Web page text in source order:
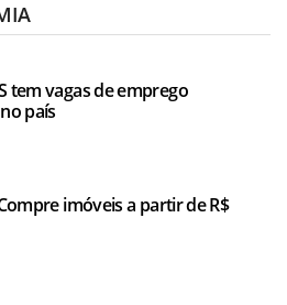
tem vagas de emprego
país
imóveis a partir de R$